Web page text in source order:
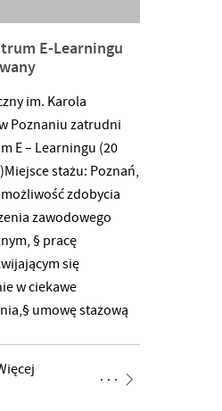
E-Learningu
im. Karola
Poznaniu zatrudni
E – Learningu (20
stażu: Poznań,
zdobycia
zawodowego
§ pracę
się
w ciekawe
umowę stażową
edukacyjnych